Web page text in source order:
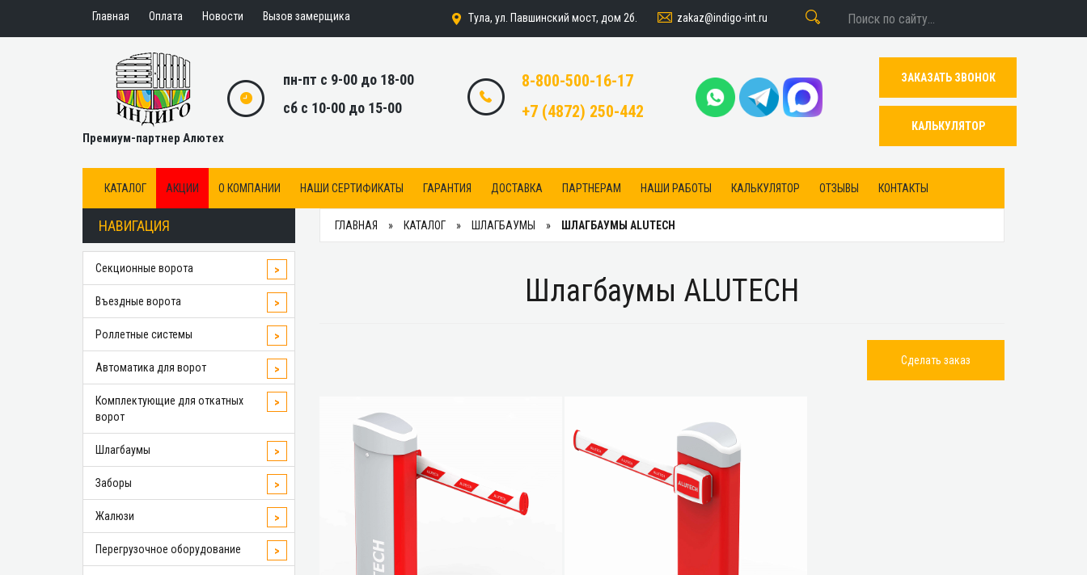
Главная Оплата Новости Вызов замерщика Тула, ул. Павшинский мост, дом 2б. zakaz@indigo-int.ru
Премиум-партнер Алютех
пн-пт с 9-00 до 18-00
сб с 10-00 до 15-00
8-800-500-16-17
+7 (4872) 250-442
ЗАКАЗАТЬ ЗВОНОК
КАЛЬКУЛЯТОР
КАТАЛОГ АКЦИИ О КОМПАНИИ НАШИ СЕРТИФИКАТЫ ГАРАНТИЯ ДОСТАВКА ПАРТНЕРАМ НАШИ РАБОТЫ КАЛЬКУЛЯТОР ОТЗЫВЫ КОНТАКТЫ
НАВИГАЦИЯ
Секционные ворота >
Въездные ворота >
Роллетные системы >
Автоматика для ворот >
Комплектующие для откатных
ворот
>
Шлагбаумы >
Заборы >
Жалюзи >
Перегрузочное оборудование >
ГЛАВНАЯ КАТАЛОГ ШЛАГБАУМЫ ШЛАГБАУМЫ ALUTECH
Шлагбаумы ALUTECH
Сделать заказ